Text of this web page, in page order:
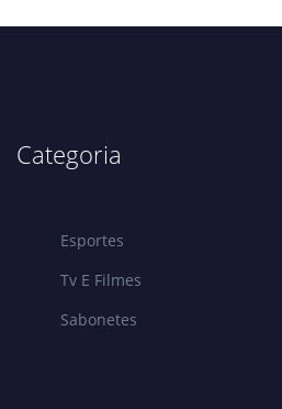
Categoria
Esportes
Tv E Filmes
Sabonetes